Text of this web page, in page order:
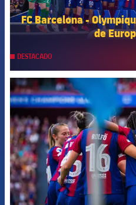
FC Barcelona -
de
DESTACADO